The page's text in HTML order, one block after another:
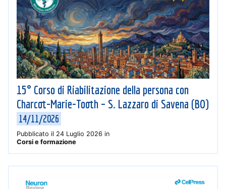
15° Corso di Riabilitazione della persona con
Charcot-Marie-Tooth – S. Lazzaro di Savena (BO)
14/11/2026
Pubblicato il 24 Luglio 2026 in
Corsi e formazione